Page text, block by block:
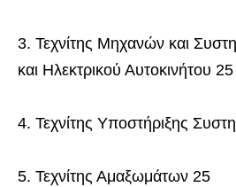
3. Τεχνίτης Μηχανών και
και Ηλεκτρικού Αυτοκινήτου 25
4. Τεχνίτης Υποστήριξης
5. Τεχνίτης Αμαξωμάτων 25